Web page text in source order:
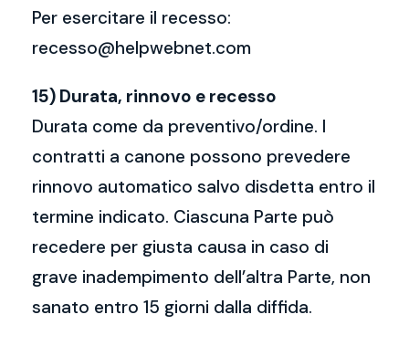
Per esercitare il recesso:
recesso@helpwebnet.com
15) Durata, rinnovo e recesso
Durata come da preventivo/ordine. I
contratti a canone possono prevedere
rinnovo automatico salvo disdetta entro il
termine indicato. Ciascuna Parte può
recedere per giusta causa in caso di
grave inadempimento dell’altra Parte, non
sanato entro 15 giorni dalla diffida.